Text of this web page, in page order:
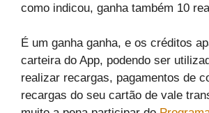
como indicou, ganha também 10
É um ganha ganha, e os créditos
carteira do App, podendo ser
realizar recargas, pagamentos de
recargas do seu cartão de vale